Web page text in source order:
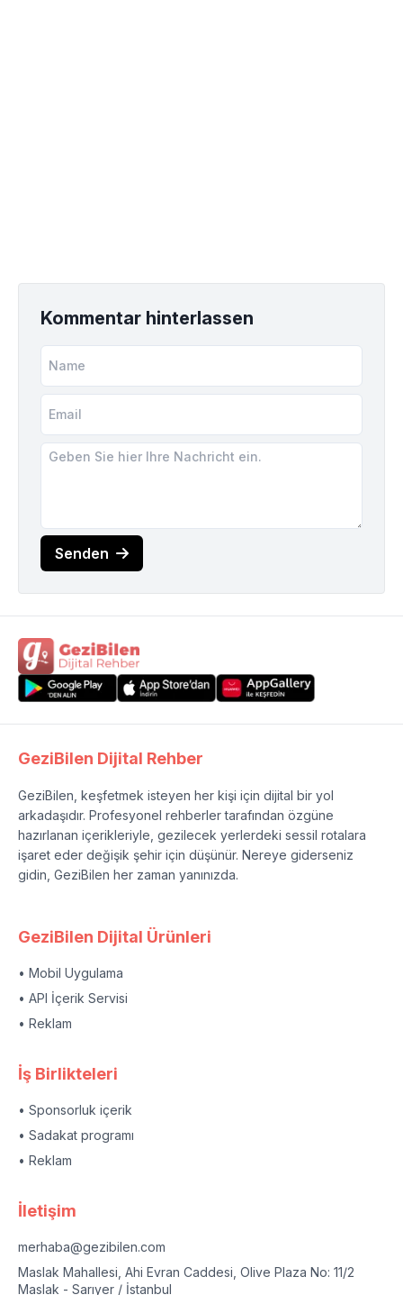
Kommentar hinterlassen
Senden
GeziBilen Dijital Rehber
GeziBilen, keşfetmek isteyen her kişi için dijital bir yol
arkadaşıdır. Profesyonel rehberler tarafından özgüne
hazırlanan içerikleriyle, gezilecek yerlerdeki sessil rotalara
işaret eder değişik şehir için düşünür. Nereye giderseniz
gidin, GeziBilen her zaman yanınızda.
GeziBilen Dijital Ürünleri
• Mobil Uygulama
• API İçerik Servisi
• Reklam
İş Birlikteleri
• Sponsorluk içerik
• Sadakat programı
• Reklam
İletişim
merhaba@gezibilen.com
Maslak Mahallesi, Ahi Evran Caddesi, Olive Plaza No: 11/2
Maslak - Sarıyer / İstanbul